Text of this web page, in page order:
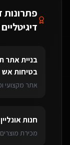
פתרונות
בניית אתר
בטיחות אש
אתר מקצועי
חנות אונליין
מכירת